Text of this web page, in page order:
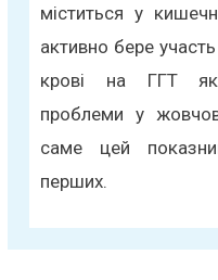
міститься у
активно бере
крові на ГГТ
проблеми у
саме цей
перших.